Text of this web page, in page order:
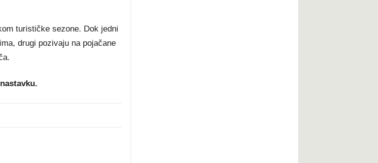
turističke sezone. Dok jedni
drugi pozivaju na pojačane